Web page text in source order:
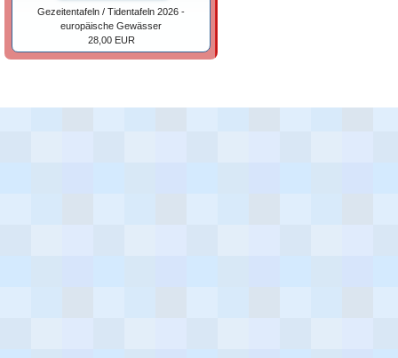
Gezeitentafeln / Tidentafeln 2026 -
europäische Gewässer
28,00 EUR